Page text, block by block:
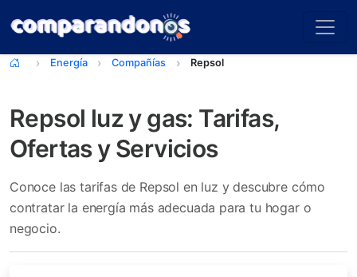
Energía Compañías Repsol
Repsol luz y gas: Tarifas,
Ofertas y Servicios
Conoce las tarifas de Repsol en luz y descubre cómo
contratar la energía más adecuada para tu hogar o
negocio.